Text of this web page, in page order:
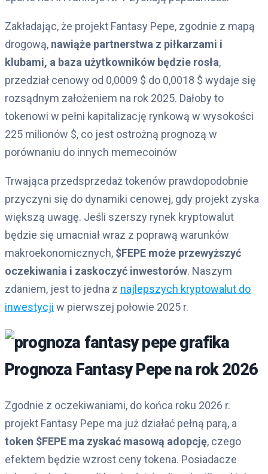
Zakładając, że projekt Fantasy Pepe, zgodnie z mapą
drogową, nawiąże partnerstwa z piłkarzami i
klubami, a baza użytkowników będzie rosła,
przedział cenowy od 0,0009 $ do 0,0018 $ wydaje się
rozsądnym założeniem na rok 2025. Dałoby to
tokenowi w pełni kapitalizację rynkową w wysokości
225 milionów $, co jest ostrożną prognozą w
porównaniu do innych memecoinów
Trwająca przedsprzedaż tokenów prawdopodobnie
przyczyni się do dynamiki cenowej, gdy projekt zyska
większą uwagę. Jeśli szerszy rynek kryptowalut
będzie się umacniał wraz z poprawą warunków
makroekonomicznych, $FEPE może przewyższyć
oczekiwania i zaskoczyć inwestorów. Naszym
zdaniem, jest to jedna z najlepszych kryptowalut do
inwestycji w pierwszej połowie 2025 r.
Prognoza Fantasy Pepe na rok 2026
Zgodnie z oczekiwaniami, do końca roku 2026 r.
projekt Fantasy Pepe ma już działać pełną parą, a
token $FEPE ma zyskać masową adopcję, czego
efektem będzie wzrost ceny tokena. Posiadacze